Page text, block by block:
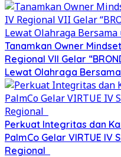
Tanamkan Owner
Regional VII Gelar
Lewat Olahraga
Perkuat Integritas dan
PalmCo Gelar VIRTUE IV
Regional